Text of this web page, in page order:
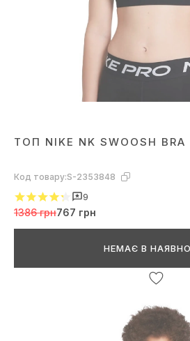
ТОП NIKE NK SWOOSH BRA
Код товару:S-2353848
9
1386 грн767 грн
НЕМАЄ В